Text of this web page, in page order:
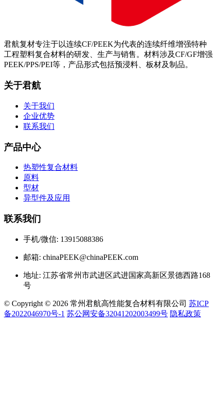
君航复材专注于以连续CF/PEEK为代表的连续纤维增强特种
工程塑料复合材料的研发、生产与销售。材料涉及CF/GF增强
PEEK/PPS/PEI等，产品形式包括预浸料、板材及制品。
关于君航
关于我们
企业优势
联系我们
产品中心
热塑性复合材料
原料
型材
异型件及应用
联系我们
手机/微信: 13915088386
邮箱: chinaPEEK@chinaPEEK.com
地址: 江苏省常州市武进区武进国家高新区景德西路168
号
© Copyright © 2026 常州君航高性能复合材料有限公司 苏ICP
备2022046970号-1 苏公网安备32041202003499号 隐私政策